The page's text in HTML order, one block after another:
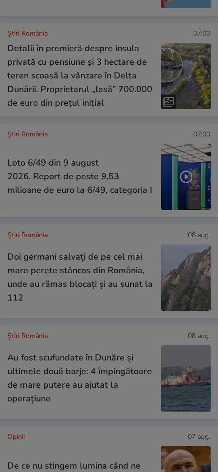
Știri România 07:00
Detalii în premieră despre insula
privată cu pensiune și 3 hectare de
teren scoasă la vânzare în Delta
Dunării. Proprietarul „lasă” 700.000
de euro din prețul inițial
Știri România 07:00
Loto 6/49 din 9 august
2026. Report de peste 9,53
milioane de euro la 6/49, categoria I
Știri România 08 aug.
Doi germani salvați de pe cel mai
mare perete stâncos din România,
unde au rămas blocați și au sunat la
112
Știri România 08 aug.
Au fost scufundate în Dunăre și
ultimele două barje: 4 împingătoare
de mare putere au ajutat la
operațiune
Opinii 07 aug.
De ce nu stingem lumina când ne